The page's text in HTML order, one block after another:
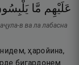
عَلَيْهِم مَّا
в ва ла лабасна
ҳаройина,
бигардонем